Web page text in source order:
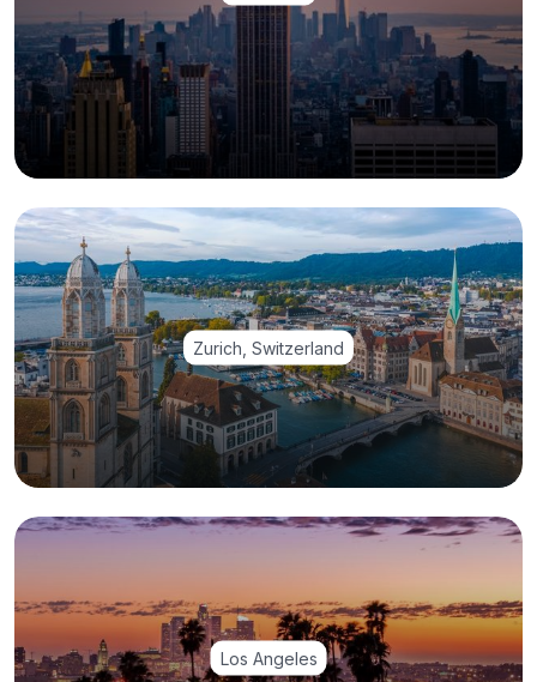
Zurich, Switzerland
Los Angeles